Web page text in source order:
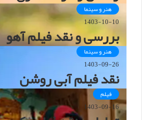
هنر و سینما
1403-10-10
بررسی و نقد فیلم آهو
هنر و سینما
1403-09-26
نقد فیلم آبی روشن
فیلم
1403-09-16